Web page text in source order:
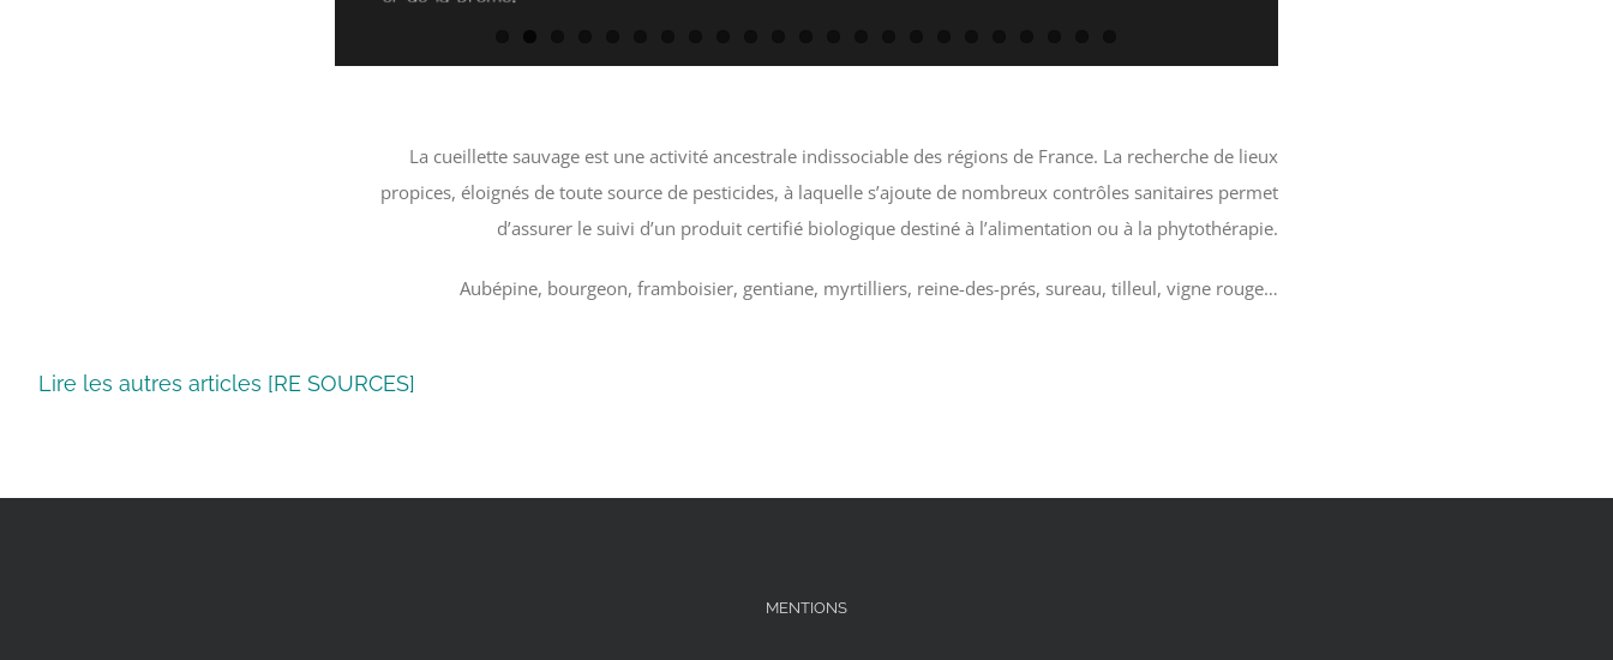
La cueillette sauvage est une activité ancestrale indissociable des régions de France. La recherche de lieux
propices, éloignés de toute source de pesticides, à laquelle s’ajoute de nombreux contrôles sanitaires permet
d’assurer le suivi d’un produit certifié biologique destiné à l’alimentation ou à la phytothérapie.
Aubépine, bourgeon, framboisier, gentiane, myrtilliers, reine-des-prés, sureau, tilleul, vigne rouge…
Lire les autres articles [RE SOURCES]
MENTIONS